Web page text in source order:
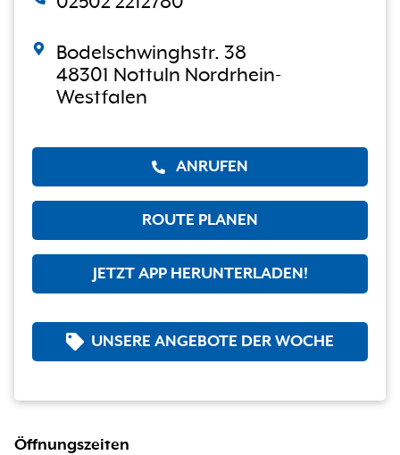
Bodelschwinghstr. 38
48301 Nottuln Nordrhein-
Westfalen
ANRUFEN
ROUTE PLANEN
JETZT APP HERUNTERLADEN!
UNSERE ANGEBOTE DER WOCHE
Öffnungszeiten